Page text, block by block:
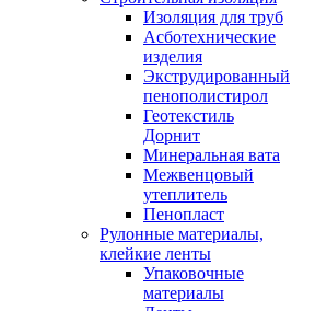
Изоляция для труб
Асботехнические
изделия
Экструдированный
пенополистирол
Геотекстиль
Дорнит
Минеральная вата
Межвенцовый
утеплитель
Пенопласт
Рулонные материалы,
клейкие ленты
Упаковочные
материалы